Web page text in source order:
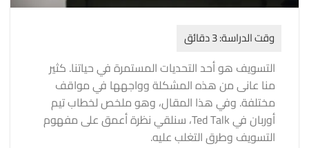
التسويف هو أحد التحديات المستمرة في حياتنا. كثير
منا عانى من هذه المشكلة وواجهها في مواقف
مختلفة. وفي هذا المقال، وهو ملخص لخطاب تيم
أوربان في Ted Talk، سنلقي نظرة أعمق على مفهوم
التسويف وطرق التغلب عليه.